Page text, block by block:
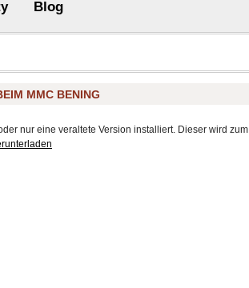
Blog
MMC BENING
nur eine veraltete Version installiert. Dieser wird zum